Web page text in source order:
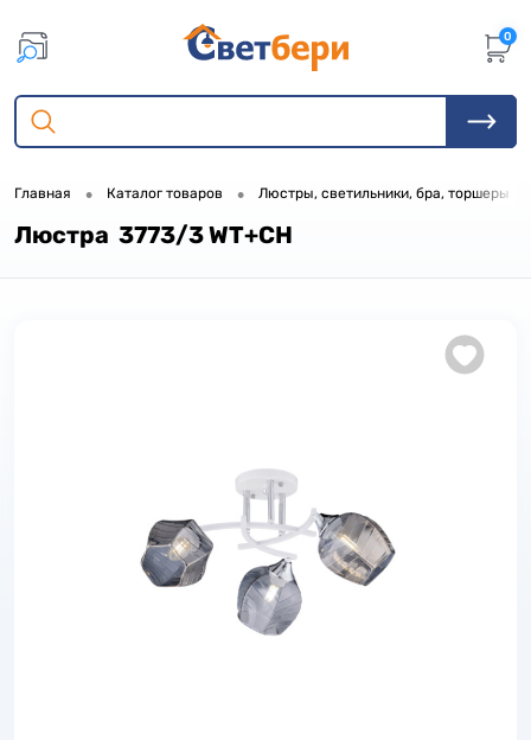
0
Главная • Каталог товаров • Люстры, светильники, бра, торшеры
Люстра 3773/3 WT+CH